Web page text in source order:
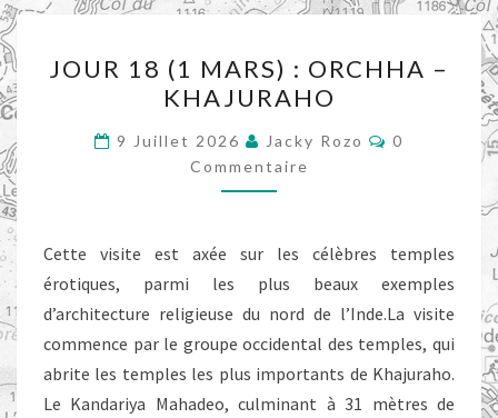
18
(1
MARS)
:
ORCHHA
KHAJURAHO
JOUR 18 (1 MARS) : ORCHHA –
KHAJURAHO
9 Juillet 2026 Jacky Rozo
0
Commentaire
Cette visite est axée sur les célèbres temples
érotiques, parmi les plus beaux exemples
d’architecture religieuse du nord de l’Inde.La visite
commence par le groupe occidental des temples, qui
abrite les temples les plus importants de Khajuraho.
Le Kandariya Mahadeo, culminant à 31 mètres de